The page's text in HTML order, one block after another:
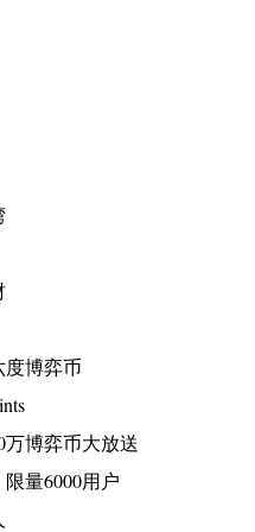
博弈币
万博弈币大放送
量6000用户